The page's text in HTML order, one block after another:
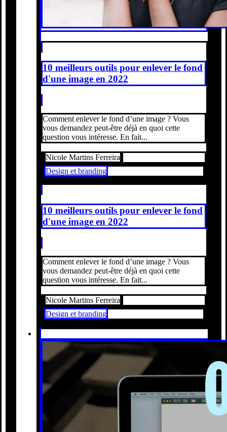
10 meilleurs outils pour enlever le fond
d'une image en 2022
Comment enlever le fond d’une image ? Vous
vous demandez peut-être déjà en quoi cette
question vous intéresse. En fait...
Nicole Martins Ferreira
Design et branding
10 meilleurs outils pour enlever le fond
d'une image en 2022
Comment enlever le fond d’une image ? Vous
vous demandez peut-être déjà en quoi cette
question vous intéresse. En fait...
Nicole Martins Ferreira
Design et branding